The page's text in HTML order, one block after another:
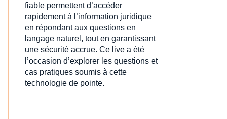
fiable permettent d’accéder
rapidement à l’information juridique
en répondant aux questions en
langage naturel, tout en garantissant
une sécurité accrue. Ce live a été
l’occasion d’explorer les questions et
cas pratiques soumis à cette
technologie de pointe.